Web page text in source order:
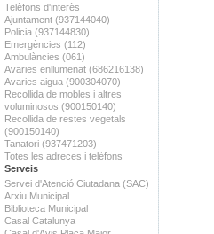
Telèfons d'interès
Ajuntament (937144040)
Policia (937144830)
Emergències (112)
Ambulàncies (061)
Avaries enllumenat (686216138)
Avaries aigua (900304070)
Recollida de mobles i altres
voluminosos (900150140)
Recollida de restes vegetals
(900150140)
Tanatori (937471203)
Totes les adreces i telèfons
Serveis
Servei d'Atenció Ciutadana (SAC)
Arxiu Municipal
Biblioteca Municipal
Casal Catalunya